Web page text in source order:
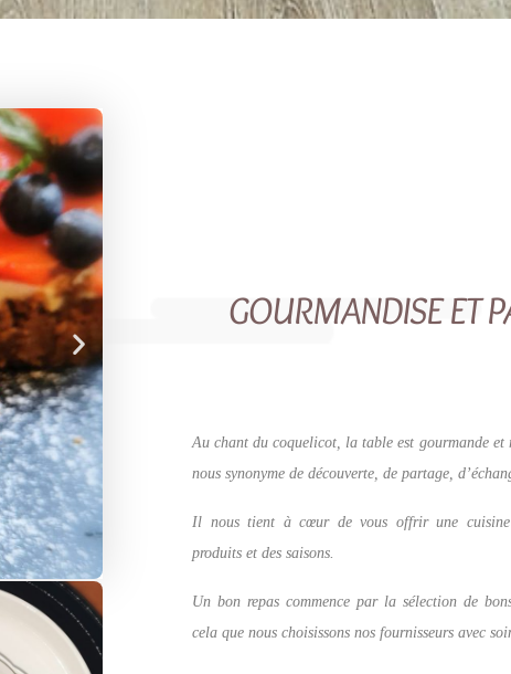
GOURMANDISE ET
Au chant du coquelicot, la table est gourmande
nous synonyme de découverte, de partage,
Il nous tient à cœur de vous offrir une cuisine
produits et des saisons.
Un bon repas commence par la sélection de
cela que nous choisissons nos fournisseurs avec